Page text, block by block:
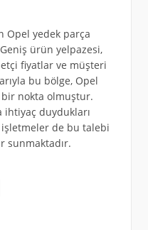
Opel yedek parça
ürün yelpazesi,
fiyatlar ve müşteri
bu bölge, Opel
bir nokta olmuştur.
duydukları
de bu talebi
sunmaktadır.